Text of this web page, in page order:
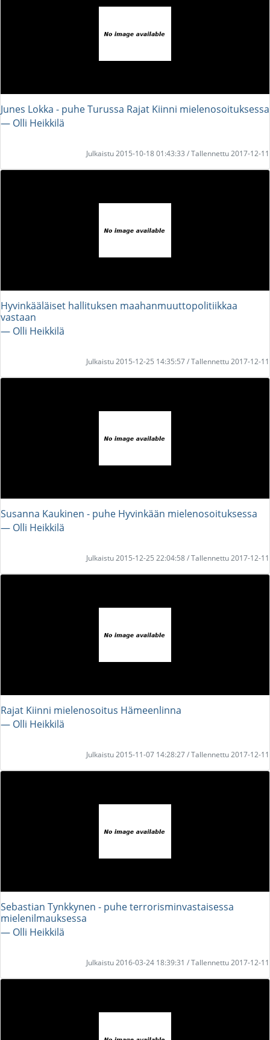
Junes Lokka - puhe Turussa Rajat Kiinni mielenosoituksessa
― Olli Heikkilä
Julkaistu 2015-10-18 01:43:33 / Tallennettu 2017-12-11
Hyvinkääläiset hallituksen maahanmuuttopolitiikkaa
vastaan
― Olli Heikkilä
Julkaistu 2015-12-25 14:35:57 / Tallennettu 2017-12-11
Susanna Kaukinen - puhe Hyvinkään mielenosoituksessa
― Olli Heikkilä
Julkaistu 2015-12-25 22:04:58 / Tallennettu 2017-12-11
Rajat Kiinni mielenosoitus Hämeenlinna
― Olli Heikkilä
Julkaistu 2015-11-07 14:28:27 / Tallennettu 2017-12-11
Sebastian Tynkkynen - puhe terrorisminvastaisessa
mielenilmauksessa
― Olli Heikkilä
Julkaistu 2016-03-24 18:39:31 / Tallennettu 2017-12-11